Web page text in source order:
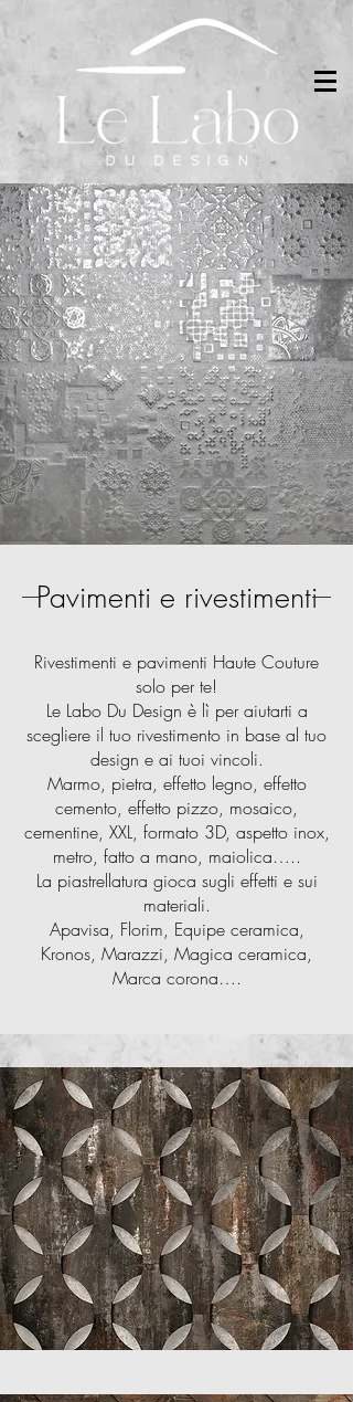
Pavimenti e rivestimenti
Rivestimenti e pavimenti Haute Couture
solo per te!
Le Labo Du Design è lì per aiutarti a
scegliere il tuo rivestimento in base al tuo
design e ai tuoi vincoli.
Marmo, pietra, effetto legno, effetto
cemento, effetto pizzo, mosaico,
cementine, XXL, formato 3D, aspetto inox,
metro, fatto a mano, maiolica…..
La piastrellatura gioca sugli effetti e sui
materiali.
Apavisa, Florim, Equipe ceramica,
Kronos, Marazzi, Magica ceramica,
Marca corona….